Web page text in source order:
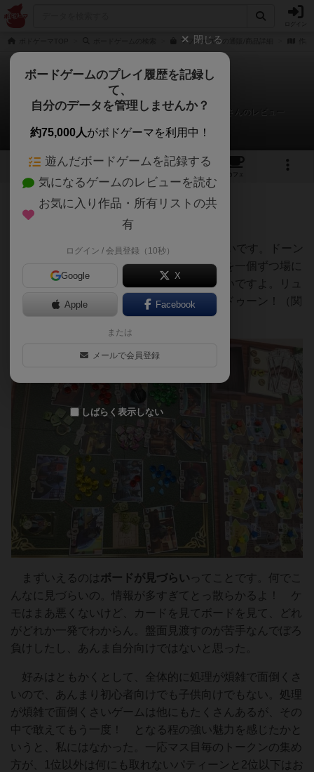
マフィオズーの通販/商品詳細
マフィオズー
有我悟（あるがさとる）＠GM2026春Mazy Machineさんのレビュー
4 2
カフェ
820名 1名 0 7年以上前
レーティングが非公開に設定されたユーザー
ルイ14世って言うゲームのリメイクらしいです。ドーン
歩きって書いちゃいましたけど、トークンを一個ずつ場に
ばらまきながら一歩進むやり方のことらしいですよ。リュ
ディガー・ドーンさんの特徴らしいです。ドゥーン！（関
西人的な発想だが名古屋だった）
まずいえるのは ボードが見づらい ってことです。何でこ
んなに見づらいの。情報が多すぎてとっ散らかるよ！ ケ
モはまあ悪くないけど、カードを見てボードを見て、どれ
がどれか一発でわからん。盤面見渡すのが苦手なんでぼろ
負けしたし、あんま自分向けではないと思った。
好みはともかくとして、全体的に処理が煩雑で面倒くさ
いので、あんまり初心者向けでも子供向けでもない。処理
が煩雑で面倒くさいゲームは他にもたくさんあるが、その
中で敢えてもう一度！ となる程の強い魅力を感じたかと
いうと、私にはなかった。一応マス目毎のトークンの集め
方が、1位以外は何にも取れないパティーンと2位以下はお
閉じる
ボードゲームのプレイ履歴を記録し
て、
自分のデータを管理しませんか？
約75,000人がボドゲーマを利用中！
遊んだボードゲームを記録する
気になるゲームのレビューを読む
お気に入り作品・所有リストの共
有
ログイン / 会員登録（10秒）
Google X
Apple Facebook
または
メールで会員登録
しばらく表示しない